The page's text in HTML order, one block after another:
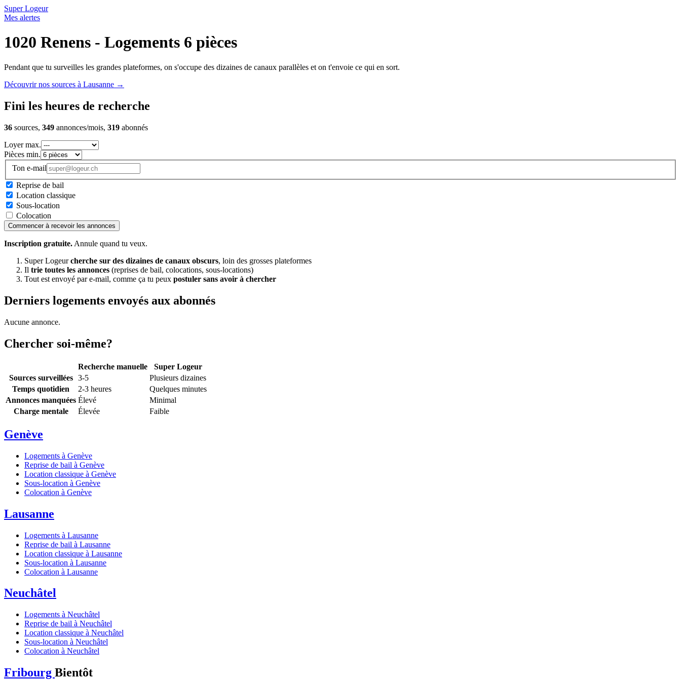
Super Logeur
Mes alertes
1020 Renens - Logements 6 pièces
Pendant que tu surveilles les grandes plateformes, on s'occupe des dizaines de canaux parallèles et on t'envoie ce qui en sort.
Découvrir nos sources à Lausanne →
Fini les heures de recherche
36 sources, 349 annonces/mois, 319 abonnés
Loyer max.
Pièces min.
Ton e-mail
Reprise de bail
Location classique
Sous-location
Colocation
Commencer à recevoir les annonces
Inscription gratuite. Annule quand tu veux.
Super Logeurcherche sur des dizaines de canaux obscurs, loin des grosses plateformes
Il trie toutes les annonces (reprises de bail, colocations, sous-locations)
Tout est envoyé par e-mail, comme ça tu peux postuler sans avoir à chercher
Derniers logements envoyés aux abonnés
Aucune annonce.
Chercher soi-même?
Recherche manuelle
Super Logeur
Sources surveillées
3-5
Plusieurs dizaines
Temps quotidien
2-3 heures
Quelques minutes
Annonces manquées Élevé
Minimal
Charge mentale
Élevée Faible
Genève
Logements à Genève
Reprise de bail à Genève
Location classique à Genève
Sous-location à Genève
Colocation à Genève
Lausanne
Logements à Lausanne
Reprise de bail à Lausanne
Location classique à Lausanne
Sous-location à Lausanne
Colocation à Lausanne
Neuchâtel
Logements à Neuchâtel
Reprise de bail à Neuchâtel
Location classique à Neuchâtel
Sous-location à Neuchâtel
Colocation à Neuchâtel
Fribourg Bientôt